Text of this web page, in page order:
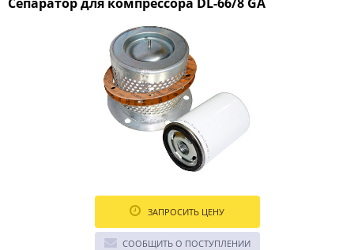
ЗАПРОСИТЬ ЦЕНУ
СООБЩИТЬ О ПОСТУПЛЕНИИ